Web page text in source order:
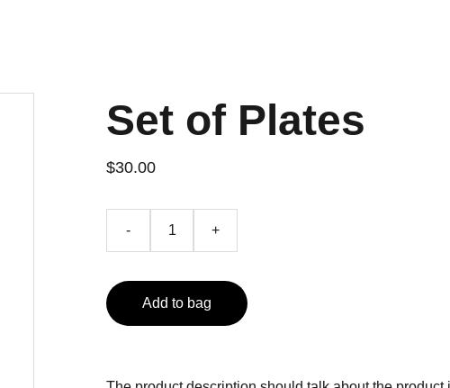
Set of Plates
$30.00
- +
Add to bag